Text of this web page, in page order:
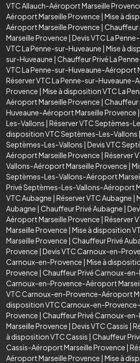
VTC Allauch-Aéroport Marseille
Aéroport Marseille Provence | Mise à
Aéroport Marseille Provence | Chauffeur
Marseille Provence | Devis VTC La
VTC La Penne-sur-Huveaune | Mise à
sur-Huveaune | Chauffeur Privé La
VTC La Penne-sur-Huveaune-Aéroport
Réserver VTC La Penne-sur-Huveaune-
Provence | Mise à disposition VTC La
Aéroport Marseille Provence | Chauffeur
Huveaune-Aéroport Marseille Provence |
Les-Vallons | Réserver VTC Septèmes-
disposition VTC Septèmes-Les-Vallons |
Septèmes-Les-Vallons | Devis VTC
Aéroport Marseille Provence | Réserver
Vallons-Aéroport Marseille Provence |
Septèmes-Les-Vallons-Aéroport
Privé Septèmes-Les-Vallons-Aéroport
VTC Aubagne | Réserver VTC Aubagne |
Aubagne | Chauffeur Privé Aubagne |
Aéroport Marseille Provence | Réserver
Marseille Provence | Mise à disposition
Marseille Provence | Chauffeur Privé
Provence | Devis VTC Carnoux-en-
Carnoux-en-Provence | Mise à
Provence | Chauffeur Privé Carnoux-
Carnoux-en-Provence-Aéroport
VTC Carnoux-en-Provence-Aéroport
disposition VTC Carnoux-en-
Provence | Chauffeur Privé Carnoux-
Marseille Provence | Devis VTC Cassis |
à disposition VTC Cassis | Chauffeur
Cassis-Aéroport Marseille Provence |
Aéroport Marseille Provence | Mise à